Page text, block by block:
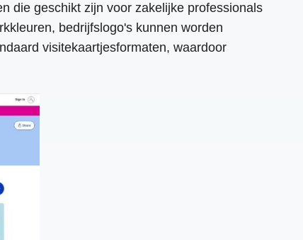
die geschikt zijn voor zakelijke professionals
bedrijfslogo's kunnen worden
visitekaartjesformaten, waardoor